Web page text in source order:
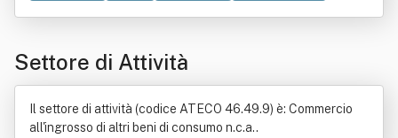
Informatica
Negozio
Settore di Attività
Il settore di attività (codice ATECO 46.49.9) è: Commercio
all'ingrosso di altri beni di consumo n.c.a..